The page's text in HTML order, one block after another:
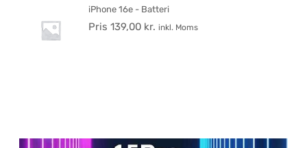
iPhone 16e - Batteri
Pris 139,00 kr. inkl. Moms